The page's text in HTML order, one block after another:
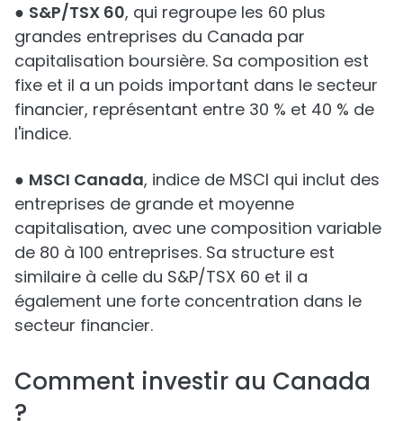
● S&P/TSX 60, qui regroupe les 60 plus
grandes entreprises du Canada par
capitalisation boursière. Sa composition est
fixe et il a un poids important dans le secteur
financier, représentant entre 30 % et 40 % de
l'indice.
● MSCI Canada, indice de MSCI qui inclut des
entreprises de grande et moyenne
capitalisation, avec une composition variable
de 80 à 100 entreprises. Sa structure est
similaire à celle du S&P/TSX 60 et il a
également une forte concentration dans le
secteur financier.
Comment investir au Canada
?